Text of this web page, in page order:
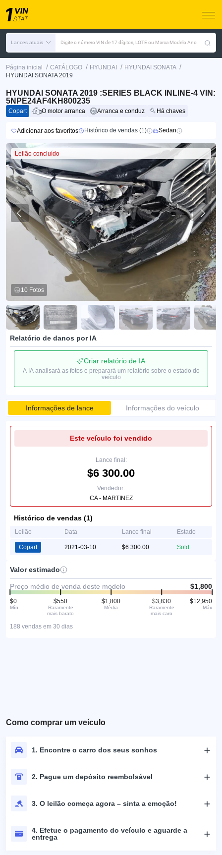
Lances atuais Digite o número VIN de 17 dígitos, LOTE ou Marca Modelo Ano
Página inicial / CATÁLOGO / HYUNDAI / HYUNDAI SONATA /
HYUNDAI SONATA 2019
HYUNDAI SONATA 2019 :SERIES BLACK INLINE-4 VIN:
5NPE24AF4KH800235
Copart O motor arranca Arranca e conduz Há chaves
Adicionar aos favoritos Histórico de vendas (1) Sedan
Leilão concluído
10 Fotos
Relatório de danos por IA
Criar relatório de IA
A IA analisará as fotos e preparará um relatório sobre o estado do
veículo
Informações de lance Informações do veículo
Este veículo foi vendido
Lance final:
$6 300.00
Vendedor:
CA - MARTINEZ
Histórico de vendas (1)
Leilão Data Lance final Estado
Copart 2021-03-10 $6 300.00 Sold
Valor estimado
Preço médio de venda deste modelo $1,800
$0
Mín
$550
Raramente
mais barato
$1,800
Média
$3,830
Raramente
mais caro
$12,950
Máx
188 vendas em 30 dias
Como comprar um veículo
1. Encontre o carro dos seus sonhos
2. Pague um depósito reembolsável
3. O leilão começa agora – sinta a emoção!
4. Efetue o pagamento do veículo e aguarde a
entrega